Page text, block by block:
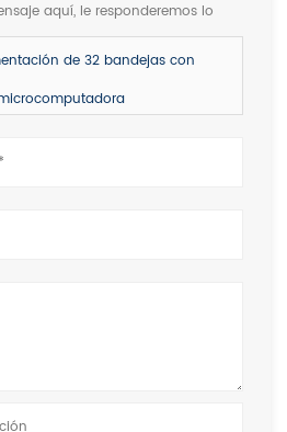
aquí, le responderemos lo
de 32 bandejas con